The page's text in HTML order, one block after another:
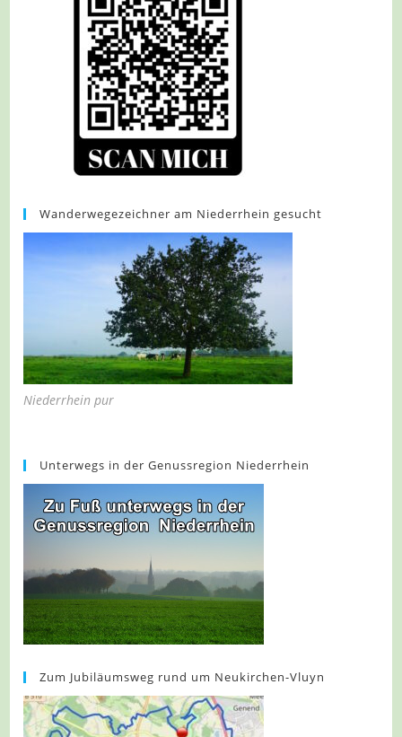
Wanderwegezeichner am Niederrhein gesucht
Niederrhein pur
Unterwegs in der Genussregion Niederrhein
Zum Jubiläumsweg rund um Neukirchen-Vluyn